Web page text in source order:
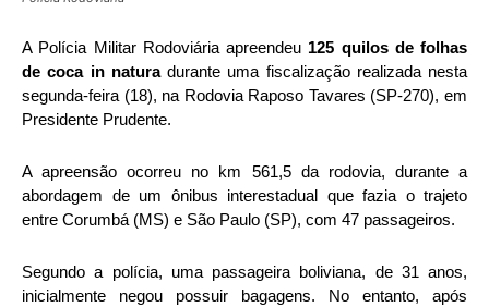
A Polícia Militar Rodoviáriaapreendeu 125 quilos de folhas
de coca in naturadurante uma fiscalização realizada nesta
segunda-feira (18), na Rodovia Raposo Tavares (SP-270), em
Presidente Prudente.
A apreensão ocorreu no km 561,5 da rodovia, durante a
abordagem de um ônibus interestadual que fazia o trajeto
entre Corumbá (MS) e São Paulo (SP), com 47 passageiros.
Segundo a polícia, uma passageira boliviana, de 31 anos,
inicialmente negou possuir bagagens. No entanto, após